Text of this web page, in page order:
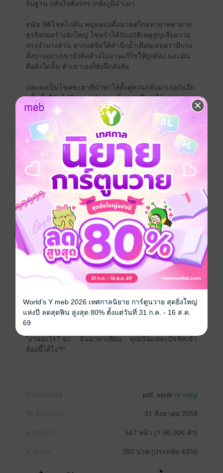
ถิ่นฐาน กลับไปตั้งรกรากยังภูมิลำเนา
ธนัช ปิติโชคโภคิน หนุ่มหล่อตี๋อนาคตไกลทายาททายาท
ธุรกิจก่อสร้างยักใหญ่ โชคร้าได้รับอุบัติเหตุสูญเสียความ
ทรงจำบางส่วน หากแต่จิตใต้สำนึกย้ำเตือนเสมอว่ามีบาง
สิ่งบางอย่างเขายังติดค้างไม่อาจแก้ไขให้ถูกต้อง และมัน
คือสิ่งใดนั้น ตัวเขาเองก็ยังนึกสังสัย
และคงเป็นโชคชะตาที่นำพาให้ทั้งคู่หวนกลับมาเจอกันอีก
ครั้ง ทั้งที่มันไม่มีเหตุผลอันควร โบราณถึงว่าไว้...
คู่กันแล้วไม่แคล้วกัน
******************************************************
“คุณเป็นใคร นี่มันห้องเพื่อนฉันนะ!” กลีบปากนุ่มเผยอ
ตวาดถามเสียงสูง สายตาจับจ้องร่างหนาแกร่ง นัยน์ตาฉ่ำ
เยิ้ม สีหน้าไม่ใคร่จะยี่หระนัก ต่อให้หน้าตาดูดีดุจเทพบุตร
เธอก็ไม่ไว้ใจหรอกนะ แถมยังคุกคามกันเสียขนาดนี้
มีหวัง... เธอไม่รอดแน่!
อันนากระถดร่างหนีชายแปลกหน้า สีหน้าตื่นตระหนก
เกรงกลัวกับเหตุการณ์ที่กำลังจะเกิดขึ้นในอีกไม่กี่วินาที
ข้างหน้า
‘พ่อจ๋า แม่จ๋า ช่วยอันนาด้วย!’
หยดน้ำตาเกาะหางตาพราวระยับ หัวใจเต้นระรัวดุจกลอง
ชุด เปลือกตาเบิกโตขึ้นไปอีกเมื่อชายแปลกหน้าปลด
กระดุมเสื้อเชิ้ต ถอดมันออกทิ้งอย่างไม่ใยดีสักนิด
“ยังหน้าเด็กอยู่เลยนะเรา คิดไงถึงรับงานนี้”
เสียงทุ้มนุ่มเอ่ยปากถามด้วยน้ำเสียงเรื่อยเฉื่อย คล้ายๆ หวัง
คลายความตื่นตระหนกของอันนา แต่หน้าตาหล่อบาดจิต
“งานอะไร? ฉะ... ฉันมาหาเพื่อน... คุณนั่นแหละมีรหัสเข้า
ห้องนี้ได้ไง?!”
pdf, epub (สารบัญ)
31 สิงหาคม 2559
547 หน้า (≈ 98,006 คำ)
350 บาท (ประหยัด 43%)
World's Y meb 2026 เทศกาลนิยาย การ์ตูนวาย สุดยิ่งใหญ่
แห่งปี ลดสุดฟิน สูงสุด 80% ตั้งแต่วันที่ 31 ก.ค. - 16 ส.ค.
69